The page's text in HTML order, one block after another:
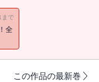
まで
全
この作品の最新巻